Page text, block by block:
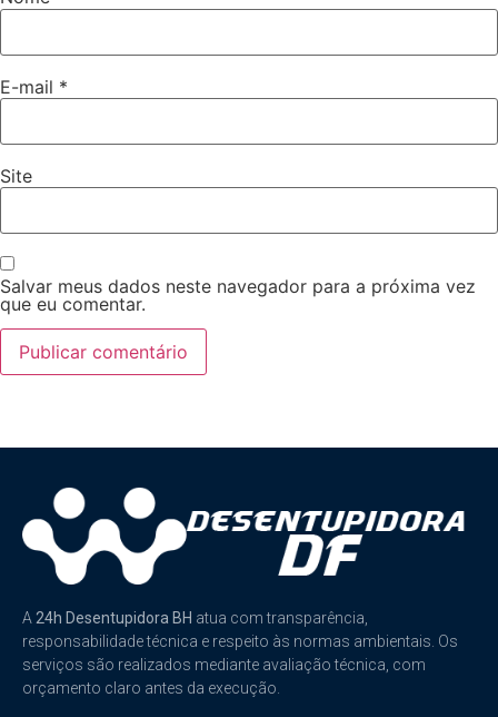
E-mail *
Site
Salvar meus dados neste navegador para a próxima vez
que eu comentar.
A 24h Desentupidora BH atua com transparência,
responsabilidade técnica e respeito às normas ambientais. Os
serviços são realizados mediante avaliação técnica, com
orçamento claro antes da execução.